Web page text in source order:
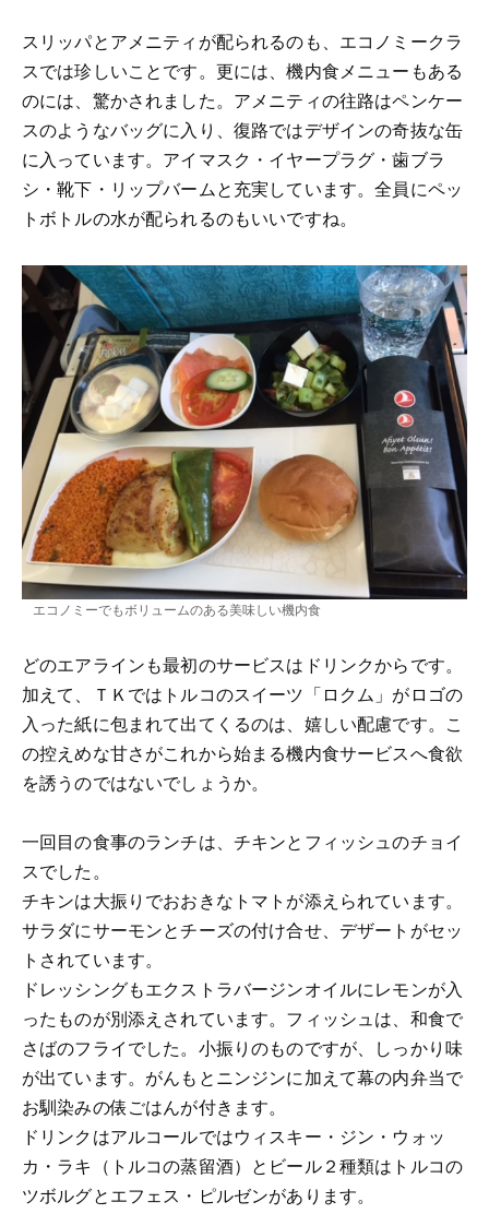
スリッパとアメニティが配られるのも、エコノミークラ
スでは珍しいことです。更には、機内食メニューもある
のには、驚かされました。アメニティの往路はペンケー
スのようなバッグに入り、復路ではデザインの奇抜な缶
に入っています。アイマスク・イヤープラグ・歯ブラ
シ・靴下・リップバームと充実しています。全員にペッ
トボトルの水が配られるのもいいですね。
エコノミーでもボリュームのある美味しい機内食
どのエアラインも最初のサービスはドリンクからです。
加えて、ＴＫではトルコのスイーツ「ロクム」がロゴの
入った紙に包まれて出てくるのは、嬉しい配慮です。こ
の控えめな甘さがこれから始まる機内食サービスへ食欲
を誘うのではないでしょうか。
一回目の食事のランチは、チキンとフィッシュのチョイ
スでした。
チキンは大振りでおおきなトマトが添えられています。
サラダにサーモンとチーズの付け合せ、デザートがセッ
トされています。
ドレッシングもエクストラバージンオイルにレモンが入
ったものが別添えされています。フィッシュは、和食で
さばのフライでした。小振りのものですが、しっかり味
が出ています。がんもとニンジンに加えて幕の内弁当で
お馴染みの俵ごはんが付きます。
ドリンクはアルコールではウィスキー・ジン・ウォッ
カ・ラキ（トルコの蒸留酒）とビール２種類はトルコの
ツボルグとエフェス・ピルゼンがあります。